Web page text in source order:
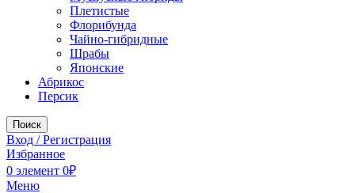
Плетистые
Флорибунда
Чайно-гибридные
Шрабы
Японские
Абрикос
Персик
Поиск
Вход / Регистрация
Избранное
0 элемент 0₽
Меню